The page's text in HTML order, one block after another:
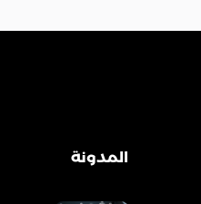
المدونة